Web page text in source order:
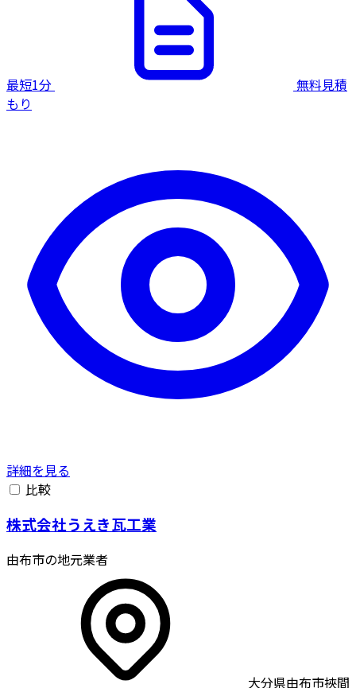
最短1分
無料見積
もり
詳細を見る
比較
株式会社うえき瓦工業
由布市の地元業者
大分県由布市挾間